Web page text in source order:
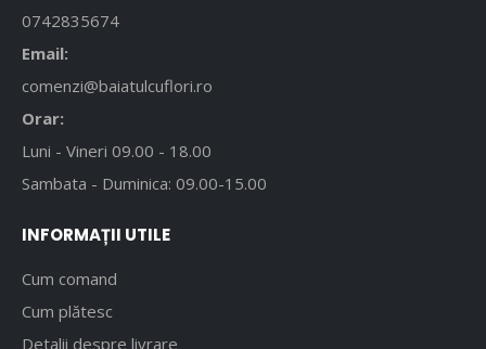
0742835674
Email:
comenzi@baiatulcuflori.ro
Orar:
Luni - Vineri 09.00 - 18.00
Sambata - Duminica: 09.00-15.00
INFORMAȚII UTILE
Cum comand
Cum plătesc
Detalii despre livrare